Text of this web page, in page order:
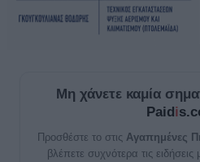
Μη χάνετε καμία
Paidi
Προσθέστε το στις Αγαπημένες
βλέπετε συχνότερα τις